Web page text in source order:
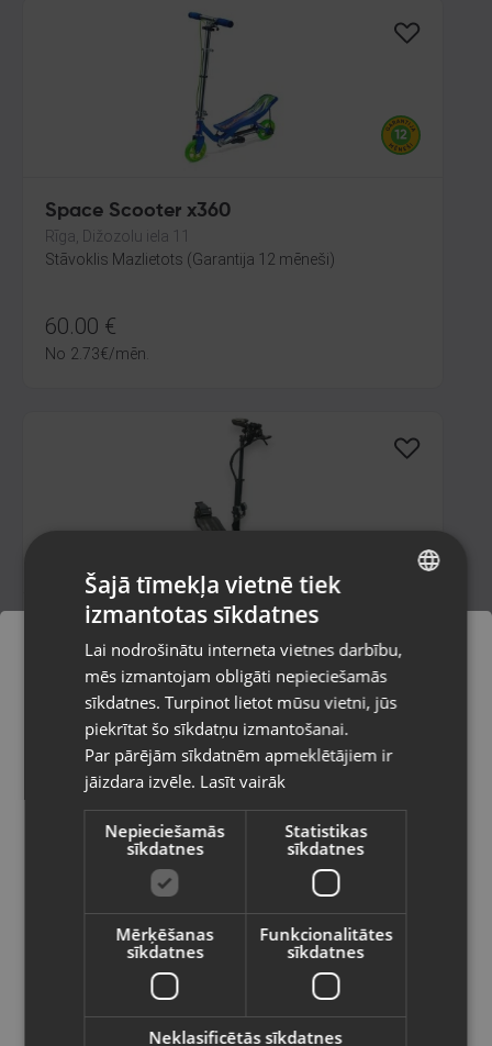
Space Scooter x360
Rīga, Dižozolu iela 11
Stāvoklis Mazlietots (Garantija 12 mēneši)
60.00 €
No 2.73€/mēn.
Ultron Double Drive T11 PRO
Rīga, Jūrmalas gatve 85
Stāvoklis Lietots (Garantija 6 mēneši)
495.00€
€ /mēn.
RAVEN ABEC-9
Pasūtījumi tiks piegādāti uz
izvēlēto valsti
Vietnes saturs būs attēlots izvēlētajā
valodā
Valsts
Latviešu / Latvian
RUSSIAN
Šajā tīmekļa vietnē tiek
izmantotas sīkdatnes
Lai nodrošinātu interneta vietnes darbību,
mēs izmantojam obligāti nepieciešamās
sīkdatnes. Turpinot lietot mūsu vietni, jūs
piekrītat šo sīkdatņu izmantošanai.
Par pārējām sīkdatnēm apmeklētājiem ir
jāizdara izvēle. Lasīt vairāk
Nepieciešamās
sīkdatnes
Statistikas
sīkdatnes
Mērķēšanas
sīkdatnes
Funkcionalitātes
sīkdatnes
Neklasificētās sīkdatnes